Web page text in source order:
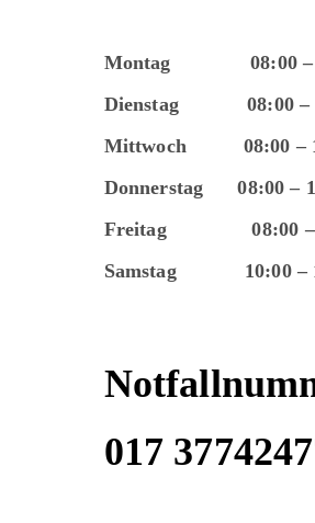
Montag 08:00 –
Dienstag 08:00 –
Mittwoch 08:00 –
Donnerstag 08:00 –
Freitag 08:00 –
Samstag 10:00 –
017